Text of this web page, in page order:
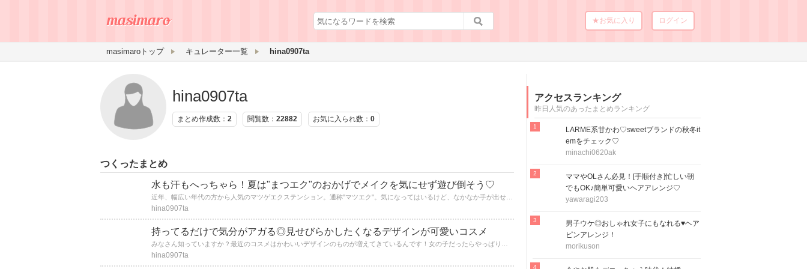
★お気に入り ログイン
masimaroトップ キュレーター一覧 hina0907ta
hina0907ta
まとめ作成数： 2 閲覧数： 22882 お気に入られ数： 0
つくったまとめ
水も汗もへっちゃら！夏は"まつエク"のおかげでメイクを気にせず遊び倒そう♡
hina0907ta
持ってるだけで気分がアガる◎見せびらかしたくなるデザインが可愛いコスメ
hina0907ta
アクセスランキング
昨日人気のあったまとめランキング
LARME系甘かわ♡sweetブランドの秋冬it
emをチェック♡
minachi0620ak
ママやOLさん必見！[手順付き]忙しい朝
でもOK♪簡単可愛いヘアアレンジ♡
yawaragi203
男子ウケ◎おしゃれ女子にもなれる♥ヘア
ピンアレンジ！
morikuson